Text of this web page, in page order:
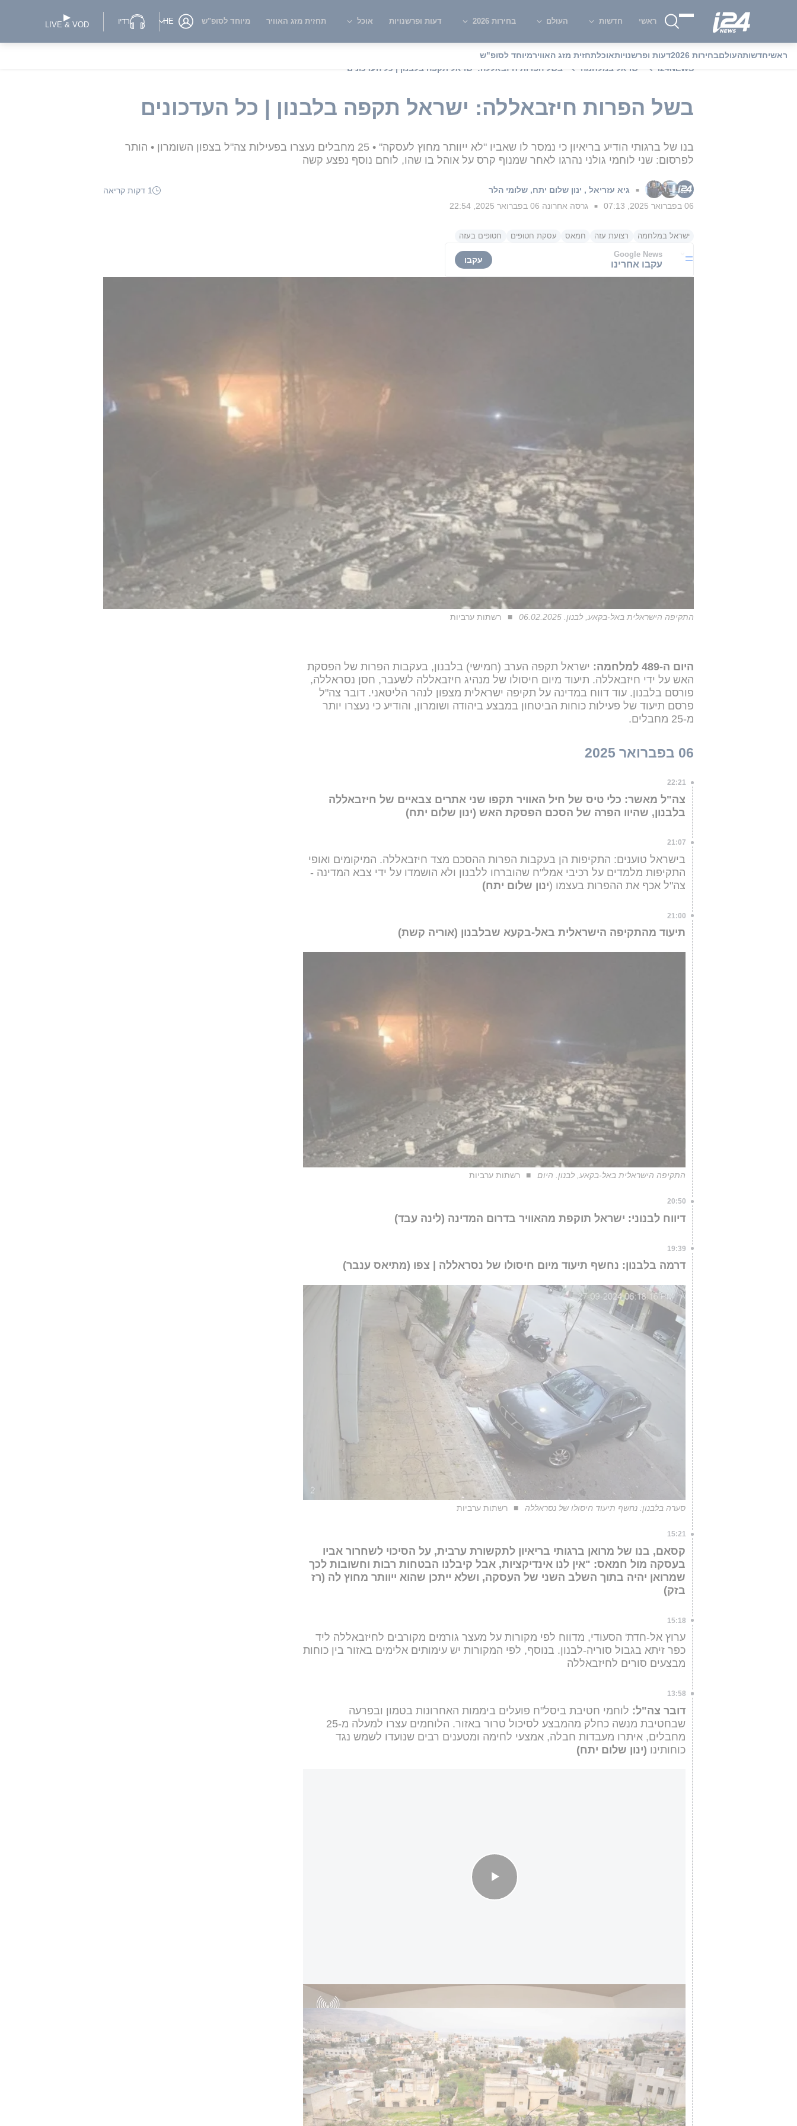
ראשי חדשות העולם בחירות 2026 דעות ופרשנויות אוכל תחזית מזג האוויר מיוחד לסופ"ש HE רדיו LIVE & VOD
ראשיחדשותהעולםבחירות 2026 דעות ופרשנויותאוכלתחזית מזג האווירמיוחד לסופ"ש
i24NEWS
ישראל במלחמה בשל הפרות חיזבאללה: ישראל תקפה בלבנון | כל העדכונים
בשל הפרות חיזבאללה: ישראל תקפה בלבנון | כל העדכונים
בנו של ברגותי הודיע בריאיון כי נמסר לו שאביו "לא ייוותר מחוץ לעסקה" • 25 מחבלים נעצרו בפעילות צה"ל בצפון השומרון • הותר
לפרסום: שני לוחמי גולני נהרגו לאחר שמנוף קרס על אוהל בו שהו, לוחם נוסף נפצע קשה
■ גיא עזריאל , ינון שלום יתח, שלומי הלר
1 דקות קריאה
06 בפברואר 2025, 07:13
■ גרסה אחרונה 06 בפברואר 2025, 22:54
ישראל במלחמה רצועת עזה חמאס עסקת חטופים חטופים בעזה
Google News
עקבו אחרינו עקבו
התקיפה הישראלית באל-בקאע, לבנון. 06.02.2025 רשתות ערביות
היום ה-489 למלחמה:
ישראל תקפה הערב (חמישי) בלבנון, בעקבות הפרות של הפסקת
האש על ידי חיזבאללה. תיעוד מיום חיסולו של מנהיג חיזבאללה לשעבר, חסן נסראללה,
פורסם בלבנון. עוד דווח במדינה על תקיפה ישראלית מצפון לנהר הליטאני. דובר צה"ל
פרסם תיעוד של פעילות כוחות הביטחון במבצע ביהודה ושומרון, והודיע כי נעצרו יותר
מ-25 מחבלים.
06 בפברואר 2025
22:21
צה"ל מאשר: כלי טיס של חיל האוויר תקפו שני אתרים צבאיים של חיזבאללה
בלבנון, שהיוו הפרה של הסכם הפסקת האש (ינון שלום יתח)
21:07
בישראל טוענים: התקיפות הן בעקבות הפרות ההסכם מצד חיזבאללה. המיקומים ואופי
התקיפות מלמדים על רכיבי אמל"ח שהוברחו ללבנון ולא הושמדו על ידי צבא המדינה -
צה"ל אכף את ההפרות בעצמו (ינון שלום יתח)
21:00
תיעוד מהתקיפה הישראלית באל-בקעא שבלבנון (אוריה קשת)
התקיפה הישראלית באל-בקאע, לבנון. היום רשתות ערביות
20:50
דיווח לבנוני: ישראל תוקפת מהאוויר בדרום המדינה (לינה עבד)
19:39
דרמה בלבנון: נחשף תיעוד מיום חיסולו של נסראללה | צפו (מתיאס ענבר)
סערה בלבנון: נחשף תיעוד חיסולו של נסראללה רשתות ערביות
15:21
קסאם, בנו של מרואן ברגותי בריאיון לתקשורת ערבית, על הסיכוי לשחרור אביו
בעסקה מול חמאס: "אין לנו אינדיקציות, אבל קיבלנו הבטחות רבות וחשובות לכך
שמרואן יהיה בתוך השלב השני של העסקה, ושלא ייתכן שהוא ייוותר מחוץ לה (רז
בזק)
15:18
ערוץ אל-חדת' הסעודי, מדווח לפי מקורות על מעצר גורמים מקורבים לחיזבאללה ליד
כפר זיתא בגבול סוריה-לבנון. בנוסף, לפי המקורות יש עימותים אלימים באזור בין כוחות
מבצעים סורים לחיזבאללה
13:58
דובר צה"ל: לוחמי חטיבת ביסל"ח פועלים ביממות האחרונות בטמון ובפרעה
שבחטיבת מנשה כחלק מהמבצע לסיכול טרור באזור. הלוחמים עצרו למעלה מ-25
מחבלים, איתרו מעבדות חבלה, אמצעי לחימה ומטענים רבים שנועדו לשמש נגד
כוחותינו (ינון שלום יתח)
פעילות כוחות חטיבת ביסל"ח דובר צה"ל